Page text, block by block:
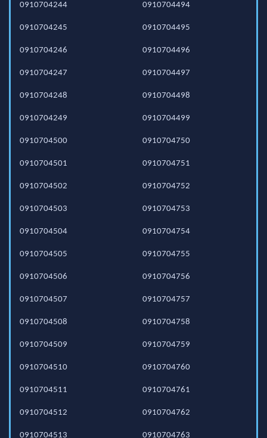
0910704244
0910704245
0910704246
0910704247
0910704248
0910704249
0910704494
0910704495
0910704496
0910704497
0910704498
0910704499
0910704500
0910704501
0910704502
0910704503
0910704504
0910704505
0910704506
0910704507
0910704508
0910704509
0910704510
0910704511
0910704512
0910704513
0910704750
0910704751
0910704752
0910704753
0910704754
0910704755
0910704756
0910704757
0910704758
0910704759
0910704760
0910704761
0910704762
0910704763